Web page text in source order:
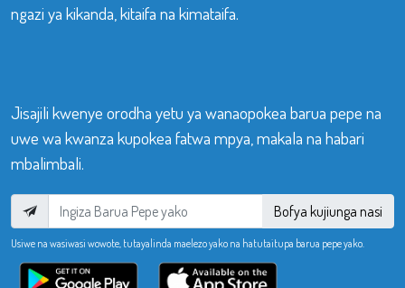
ngazi ya kikanda, kitaifa na kimataifa.
Jisajili kwenye orodha yetu ya wanaopokea barua pepe na
uwe wa kwanza kupokea fatwa mpya, makala na habari
mbalimbali.
Bofya kujiunga nasi
Usiwe na wasiwasi wowote, tutayalinda maelezo yako na hatutaitupa barua pepe yako.